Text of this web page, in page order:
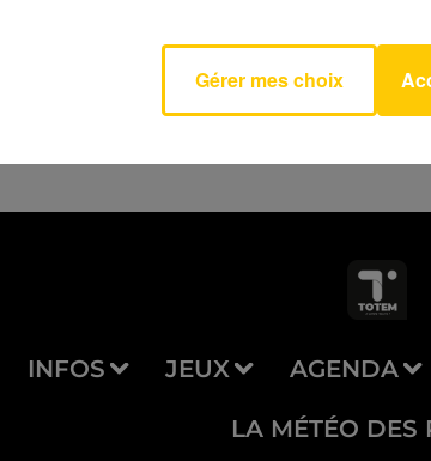
INFOS JEUX AGENDA
LA MÉTÉO DES
Gérer mes choix